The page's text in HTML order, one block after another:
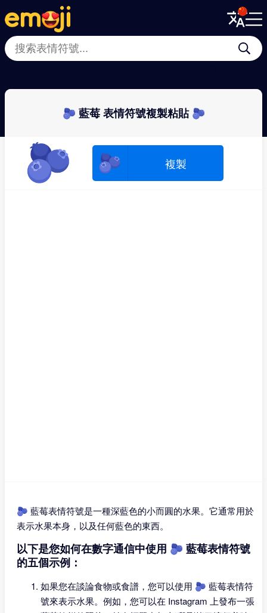
Menu
Close
Menu
Close
🫐 藍莓 表情符號複製粘貼 🫐
🫐 🫐 複製
🫐 藍莓表情符號是一種深藍色的小而圓的水果。它通常用於
表示水果本身，以及任何藍色的東西。
以下是您如何在數字通信中使用 🫐 藍莓表情符號
的五個示例：
如果您在談論食物或食譜，您可以使用 🫐 藍莓表情符
號來表示水果。例如，您可以在 Instagram 上發布一張